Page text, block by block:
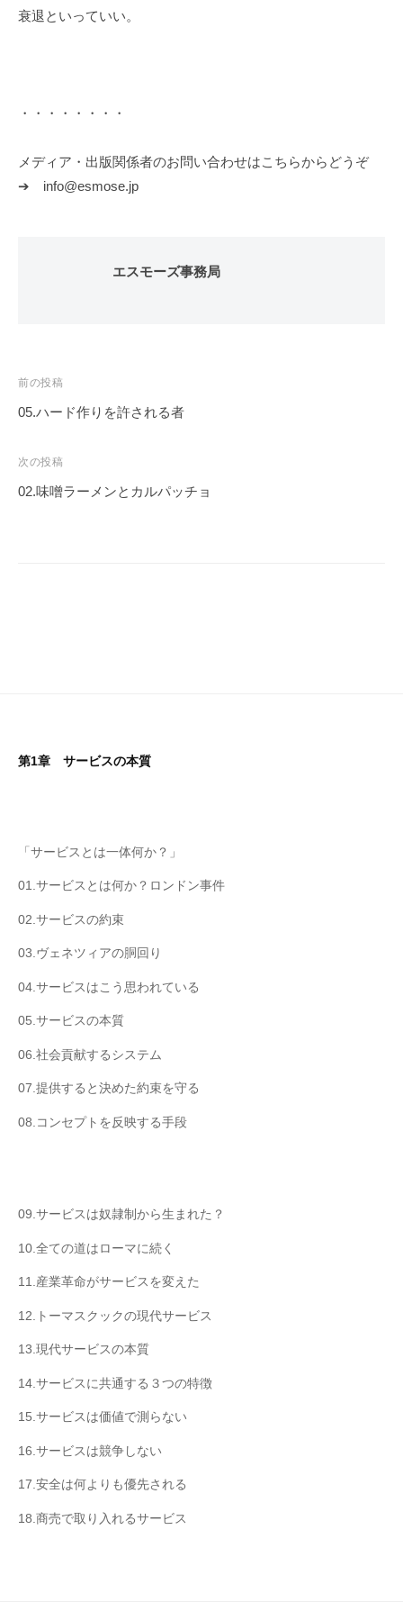
衰退といっていい。
・・・・・・・・
メディア・出版関係者のお問い合わせはこちらからどうぞ
➔ info@esmose.jp
エスモーズ事務局
投
稿
ビ
ゲ
前の投稿
05.ハード作りを許される者
次の投稿
02.味噌ラーメンとカルパッチョ
第1章 サービスの本質
「サービスとは一体何か？」
01.サービスとは何か？ロンドン事件
02.サービスの約束
03.ヴェネツィアの胴回り
04.サービスはこう思われている
05.サービスの本質
06.社会貢献するシステム
07.提供すると決めた約束を守る
08.コンセプトを反映する手段
09.サービスは奴隷制から生まれた？
10.全ての道はローマに続く
11.産業革命がサービスを変えた
12.トーマスクックの現代サービス
13.現代サービスの本質
14.サービスに共通する３つの特徴
15.サービスは価値で測らない
16.サービスは競争しない
17.安全は何よりも優先される
18.商売で取り入れるサービス